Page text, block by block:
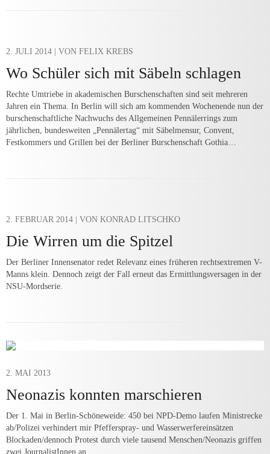
2. JULI 2014 | VON FELIX KREBS
Wo Schüler sich mit Säbeln schlagen
Rechte Umtriebe in akademischen Burschenschaften sind seit mehreren
Jahren ein Thema. In Berlin will sich am kommenden Wochenende nun der
burschenschaftliche Nachwuchs des Allgemeinen Pennälerrings zum
jährlichen, bundesweiten „Pennälertag“ mit Säbelmensur, Convent,
Festkommers und Grillen bei der Berliner Burschenschaft Gothia…
2. FEBRUAR 2014 | VON KONRAD LITSCHKO
Die Wirren um die Spitzel
Der Berliner Innensenator redet Relevanz eines früheren rechtsextremen V-
Manns klein. Dennoch zeigt der Fall erneut das Ermittlungsversagen in der
NSU-Mordserie.
2. MAI 2013
Neonazis konnten marschieren
Der 1. Mai in Berlin-Schöneweide: 450 bei NPD-Demo laufen Ministrecke
ab/Polizei verhindert mir Pfefferspray- und Wasserwerfereinsätzen
Blockaden/dennoch Protest durch viele tausend Menschen/Neonazis griffen
zwei JournalistInnen an